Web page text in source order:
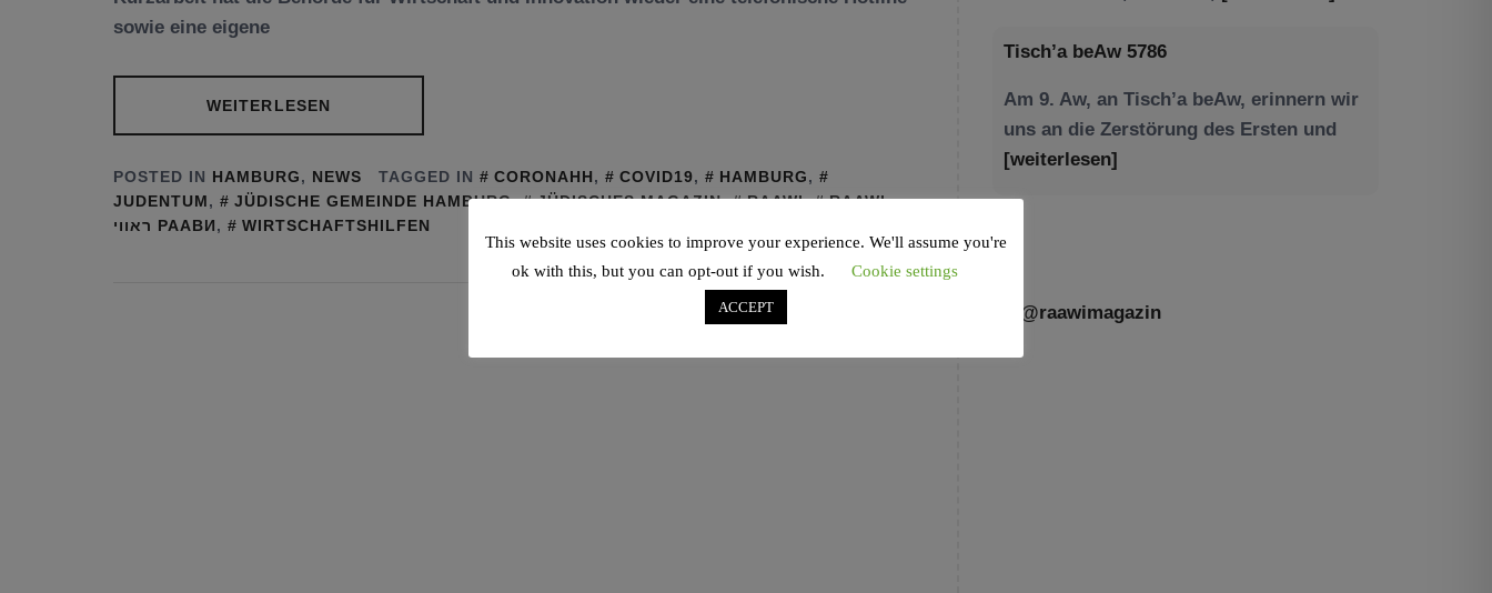
sowie eine eigene
WEITERLESEN
POSTED IN HAMBURG, NEWS TAGGED IN CORONAHH, COVID19, HAMBURG,
JUDENTUM, JÜDISCHE GEMEINDE HAMBURG, JÜDISCHES MAGAZIN, RAAWI,
RAAWI
ראווי РААВИ, WIRTSCHAFTSHILFEN
@raawimagazin
This website uses cookies to improve your experience. We'll assume you're
ok with this, but you can opt-out if you wish.
Cookie settings
ACCEPT